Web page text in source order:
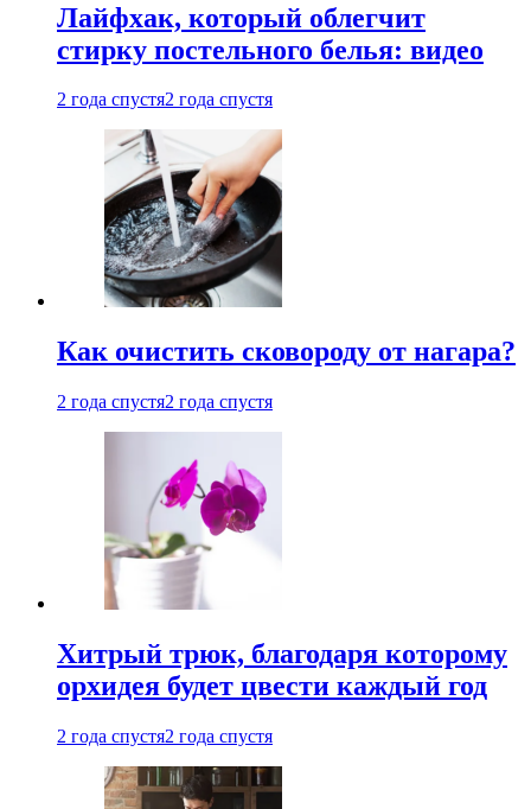
Лайфхак, который облегчит
стирку постельного белья: видео
2 года спустя2 года спустя
Как очистить сковороду от нагара?
2 года спустя2 года спустя
Хитрый трюк, благодаря которому
орхидея будет цвести каждый год
2 года спустя2 года спустя